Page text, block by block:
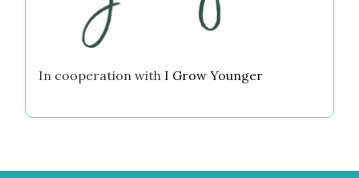
In cooperation with I Grow Younger